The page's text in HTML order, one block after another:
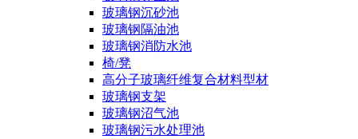
玻璃钢沉砂池
玻璃钢隔油池
玻璃钢消防水池
椅/凳
高分子玻璃纤维复合材料型材
玻璃钢支架
玻璃钢沼气池
玻璃钢污水处理池